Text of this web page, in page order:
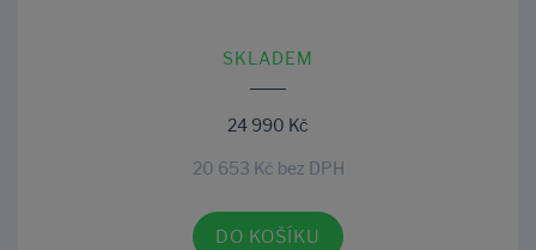
SKLADEM
24 990 Kč
20 653 Kč bez DPH
DO KOŠÍKU